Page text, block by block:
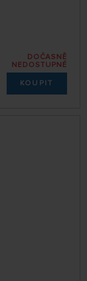
DOČASNĚ
NEDOSTUPNÉ
KOUPIT